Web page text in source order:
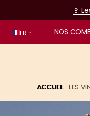
🍷
FR NOS
engagements,
ACCUEIL LES